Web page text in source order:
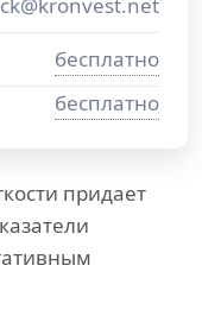
бесплатно
бесплатно
придает